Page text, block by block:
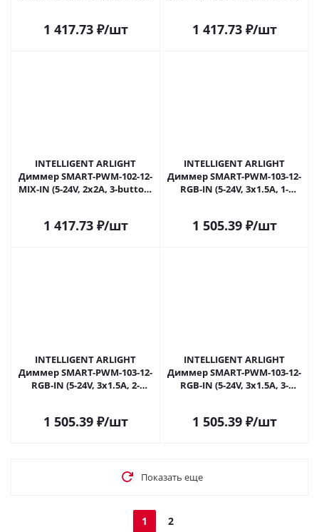
1 417.73₽/шт 1 417.73₽/шт
INTELLIGENT ARLIGHT
Диммер SMART-PWM-102-12-
MIX-IN (5-24V, 2x2A, 3-button,
1 417.73₽/шт
INTELLIGENT ARLIGHT
Диммер SMART-PWM-103-12-
RGB-IN (5-24V, 3x1.5A, 1-
Самаре
1 505.39₽/шт
INTELLIGENT ARLIGHT
Диммер SMART-PWM-103-12-
RGB-IN (5-24V, 3x1.5A, 2-
Самаре
1 505.39₽/шт
INTELLIGENT ARLIGHT
Диммер SMART-PWM-103-12-
RGB-IN (5-24V, 3x1.5A, 3-
Самаре
1 505.39₽/шт
Показать еще
1 2